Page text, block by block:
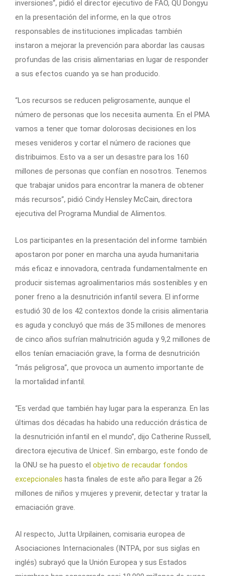
inversiones”, pidió el director ejecutivo de FAO, QU Dongyu
en la presentación del informe, en la que otros
responsables de instituciones implicadas también
instaron a mejorar la prevención para abordar las causas
profundas de las crisis alimentarias en lugar de responder
a sus efectos cuando ya se han producido.
“Los recursos se reducen peligrosamente, aunque el
número de personas que los necesita aumenta. En el PMA
vamos a tener que tomar dolorosas decisiones en los
meses venideros y cortar el número de raciones que
distribuimos. Esto va a ser un desastre para los 160
millones de personas que confían en nosotros. Tenemos
que trabajar unidos para encontrar la manera de obtener
más recursos”, pidió Cindy Hensley McCain, directora
ejecutiva del Programa Mundial de Alimentos.
Los participantes en la presentación del informe también
apostaron por poner en marcha una ayuda humanitaria
más eficaz e innovadora, centrada fundamentalmente en
producir sistemas agroalimentarios más sostenibles y en
poner freno a la desnutrición infantil severa. El informe
estudió 30 de los 42 contextos donde la crisis alimentaria
es aguda y concluyó que más de 35 millones de menores
de cinco años sufrían malnutrición aguda y 9,2 millones de
ellos tenían emaciación grave, la forma de desnutrición
“más peligrosa”, que provoca un aumento importante de
la mortalidad infantil.
“Es verdad que también hay lugar para la esperanza. En las
últimas dos décadas ha habido una reducción drástica de
la desnutrición infantil en el mundo”, dijo Catherine Russell,
directora ejecutiva de Unicef. Sin embargo, este fondo de
la ONU se ha puesto el objetivo de recaudar fondos
excepcionales hasta finales de este año para llegar a 26
millones de niños y mujeres y prevenir, detectar y tratar la
emaciación grave.
Al respecto, Jutta Urpilainen, comisaria europea de
Asociaciones Internacionales (INTPA, por sus siglas en
inglés) subrayó que la Unión Europea y sus Estados